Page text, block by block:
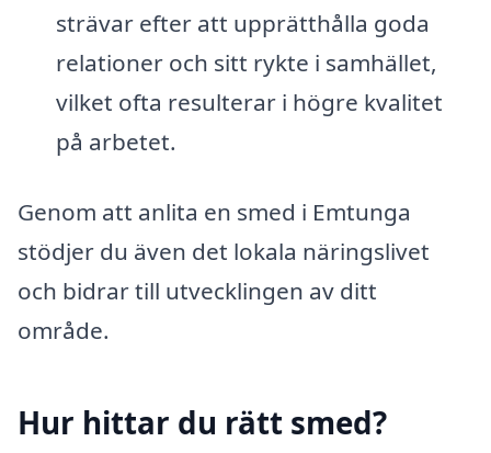
strävar efter att upprätthålla goda
relationer och sitt rykte i samhället,
vilket ofta resulterar i högre kvalitet
på arbetet.
Genom att anlita en smed i Emtunga
stödjer du även det lokala näringslivet
och bidrar till utvecklingen av ditt
område.
Hur hittar du rätt smed?